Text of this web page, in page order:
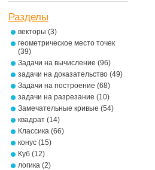
Разделы
векторы (3)
геометрическое место точек
(39)
Задачи на вычисление (96)
задачи на доказательство (49)
Задачи на построение (68)
задачи на разрезание (10)
Замечательные кривые (54)
квадрат (14)
Классика (66)
конус (15)
Куб (12)
логика (2)